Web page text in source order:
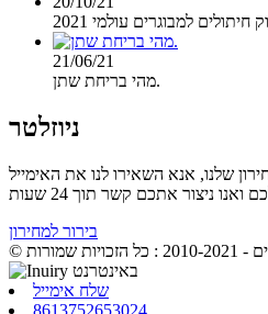
חיתולים למבוגרים עולמי 2021
21/06/21
מהי בריחת שתן.
ניוזלטר
שלנו, אנא השאירו לנו את האימייל
בירור למחירון
שלח אימייל
8613752653024